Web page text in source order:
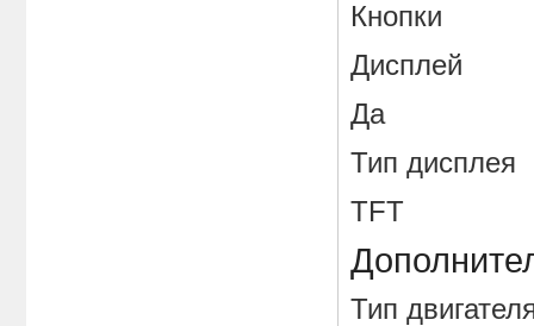
Кнопки
Дисплей
Да
Тип
TFT
Тип